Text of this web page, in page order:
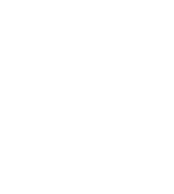
活的照屋踊，憧憬舞蹈学校的丽莎，